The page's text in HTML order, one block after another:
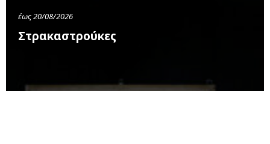
έως 20/08/2026
Στρακαστρούκες